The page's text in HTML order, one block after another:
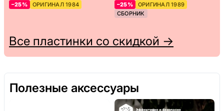
–25% ОРИГИНАЛ 1984 –25%
ОРИГИНАЛ 1989
СБОРНИК
Все пластинки со скидкой →
Полезные аксессуары